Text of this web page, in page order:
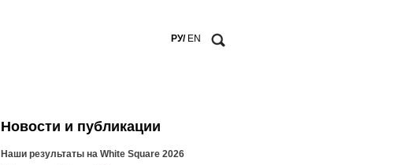
РУ/ EN
Новости и публикации
Наши результаты на White Square 2026